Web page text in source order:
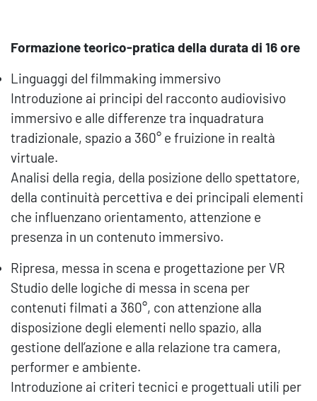
Formazione teorico-pratica della durata di 16 ore
Linguaggi del filmmaking immersivo
Introduzione ai principi del racconto audiovisivo
immersivo e alle differenze tra inquadratura
tradizionale, spazio a 360° e fruizione in realtà
virtuale.
Analisi della regia, della posizione dello spettatore,
della continuità percettiva e dei principali elementi
che influenzano orientamento, attenzione e
presenza in un contenuto immersivo.
Ripresa, messa in scena e progettazione per VR
Studio delle logiche di messa in scena per
contenuti filmati a 360°, con attenzione alla
disposizione degli elementi nello spazio, alla
gestione dell’azione e alla relazione tra camera,
performer e ambiente.
Introduzione ai criteri tecnici e progettuali utili per